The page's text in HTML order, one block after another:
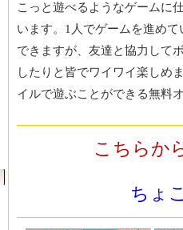
こっと遊べるようなゲームに
います。1人でゲームを進めて
できますが、友達と協力して
したりと皆でワイワイ楽しめ
イルで遊ぶことができる無料
こちらか
ちょ